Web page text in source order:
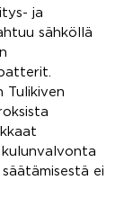
ja
sähköllä
Tulikiven
kulunvalvonta
ei